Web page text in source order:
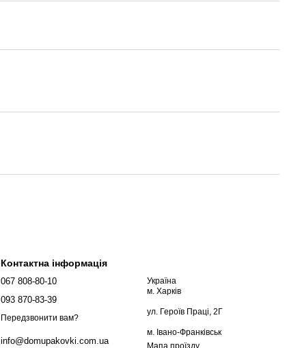
Контактна інформація
067 808-80-10
093 870-83-39
Передзвонити вам?
info@domupakovki.com.ua
Україна
м. Харків
ул. Героїв Праці, 2Г
м. Івано-Франківськ
Мапа проїзду